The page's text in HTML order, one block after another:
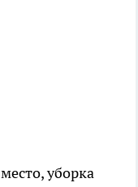
уборка